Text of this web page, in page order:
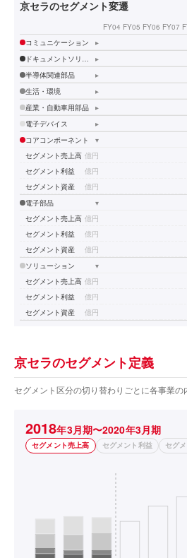
京セラのセグメント変遷
FY04 FY05 FY06 FY07
コミュニケーション
▸
▸
半導体関連部品
▸
生活・環境
▸
産業・自動車用部品
▸
電子デバイス
▸
コアコンポーネント
▾
セグメント売上高 億円
セグメント利益
億円
セグメント資産
億円
電子部品
▾
セグメント売上高 億円
セグメント利益
億円
セグメント資産
億円
ソリューション
▾
セグメント売上高 億円
セグメント利益
億円
セグメント資産
億円
京セラのセグメント定義
セグメント区分の切り替わりごとに各事業の
2018年3月期〜2020年3月期
セグメント売上高 セグメント利益 セグ